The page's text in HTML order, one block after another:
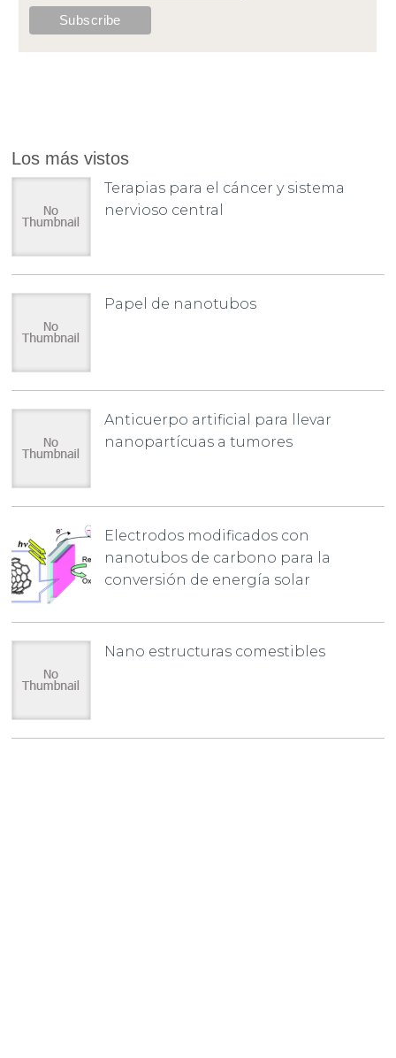
Los más vistos
Terapias para el cáncer y sistema
nervioso central
Papel de nanotubos
Anticuerpo artificial para llevar
nanopartícuas a tumores
Electrodos modificados con
nanotubos de carbono para la
conversión de energía solar
Nano estructuras comestibles